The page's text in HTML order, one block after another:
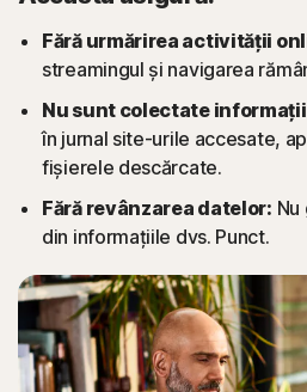
Fără urmărirea activității
streamingul și navigarea
Nu sunt colectate
în jurnal site-urile accesate,
fișierele descărcate.
Fără revânzarea datelor:
din informațiile dvs. Punct.